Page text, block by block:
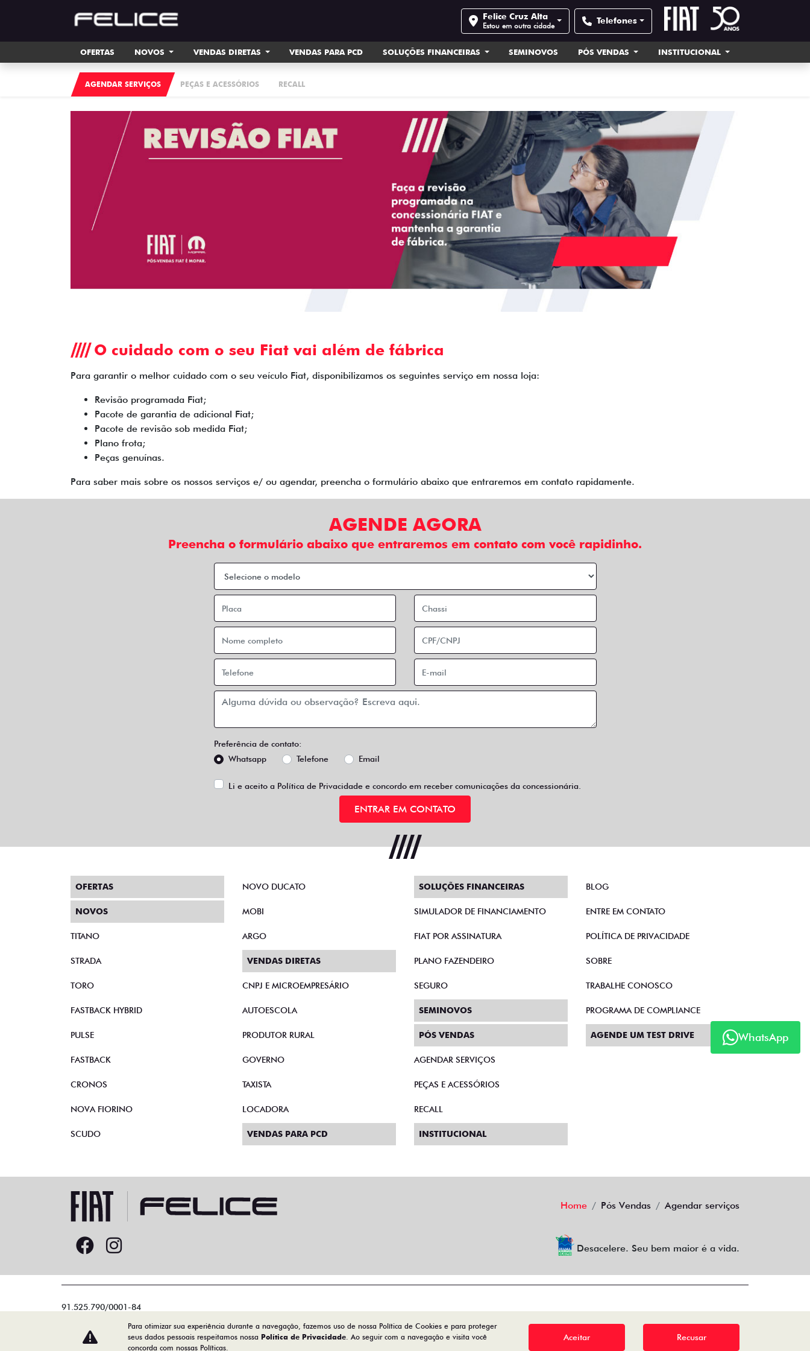
Felice Cruz Alta
Estou em outra cidade Telefones
OFERTAS NOVOS VENDAS DIRETAS VENDAS PARA PCD SOLUÇÕES FINANCEIRAS SEMINOVOS PÓS VENDAS INSTITUCIONAL
AGENDAR SERVIÇOS PEÇAS E ACESSÓRIOS RECALL
O cuidado com o seu Fiat vai além de fábrica
Para garantir o melhor cuidado com o seu veículo Fiat, disponibilizamos os seguintes serviço em nossa loja:
Revisão programada Fiat;
Pacote de garantia de adicional Fiat;
Pacote de revisão sob medida Fiat;
Plano frota;
Peças genuínas.
Para saber mais sobre os nossos serviços e/ ou agendar, preencha o formulário abaixo que entraremos em contato rapidamente.
AGENDE AGORA
Preencha o formulário abaixo que entraremos em contato com você rapidinho.
Preferência de contato:
Whatsapp
Telefone Email
Li e aceito a Política de Privacidadee concordo em receber comunicações da concessionária.
ENTRAR EM CONTATO
WhatsApp
OFERTAS
NOVOS
TITANO
STRADA
TORO
FASTBACK HYBRID
PULSE
FASTBACK
CRONOS
NOVA FIORINO
SCUDO
NOVO DUCATO
MOBI
ARGO
VENDAS DIRETAS
CNPJ E MICROEMPRESÁRIO
AUTOESCOLA
PRODUTOR RURAL
GOVERNO
TAXISTA
LOCADORA
VENDAS PARA PCD
SOLUÇÕES FINANCEIRAS
SIMULADOR DE FINANCIAMENTO
FIAT POR ASSINATURA
PLANO FAZENDEIRO
SEGURO
SEMINOVOS
PÓS VENDAS
AGENDAR SERVIÇOS
PEÇAS E ACESSÓRIOS
RECALL
INSTITUCIONAL
BLOG
ENTRE EM CONTATO
POLÍTICA DE PRIVACIDADE
SOBRE
TRABALHE CONOSCO
PROGRAMA DE COMPLIANCE
AGENDE UM TEST DRIVE
Home Pós Vendas Agendar serviços
Desacelere. Seu bem maior é a vida.
91.525.790/0001-84
Para otimizar sua experiência durante a navegação, fazemos uso de nossa Política de Cookies e para proteger
seus dados pessoais respeitamos nossa Política de Privacidade. Ao seguir com a navegação e visita você
concorda com nossas Políticas.
Aceitar Recusar